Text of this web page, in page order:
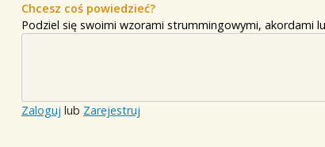
Chcesz coś powiedzieć?
Podziel się swoimi wzorami strummingowymi, akordami
Zaloguj lub Zarejestruj